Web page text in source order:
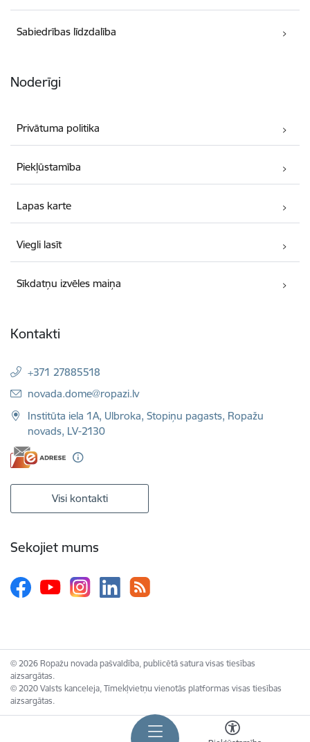
Sabiedrības līdzdalība
Noderīgi
Privātuma politika
Piekļūstamība
Lapas karte
Viegli lasīt
Sīkdatņu izvēles maiņa
Kontakti
+371 27885518
E-pasts:
novada.dome@ropazi.lv
Institūta iela 1A, Ulbroka, Stopiņu pagasts, Ropažu
novads, LV-2130
Visi kontakti
Sekojiet mums
© 2026 Ropažu novada pašvaldība, publicētā satura visas tiesības
aizsargātas.
© 2020 Valsts kanceleja, Tīmekļvietņu vienotās platformas visas tiesības
aizsargātas.